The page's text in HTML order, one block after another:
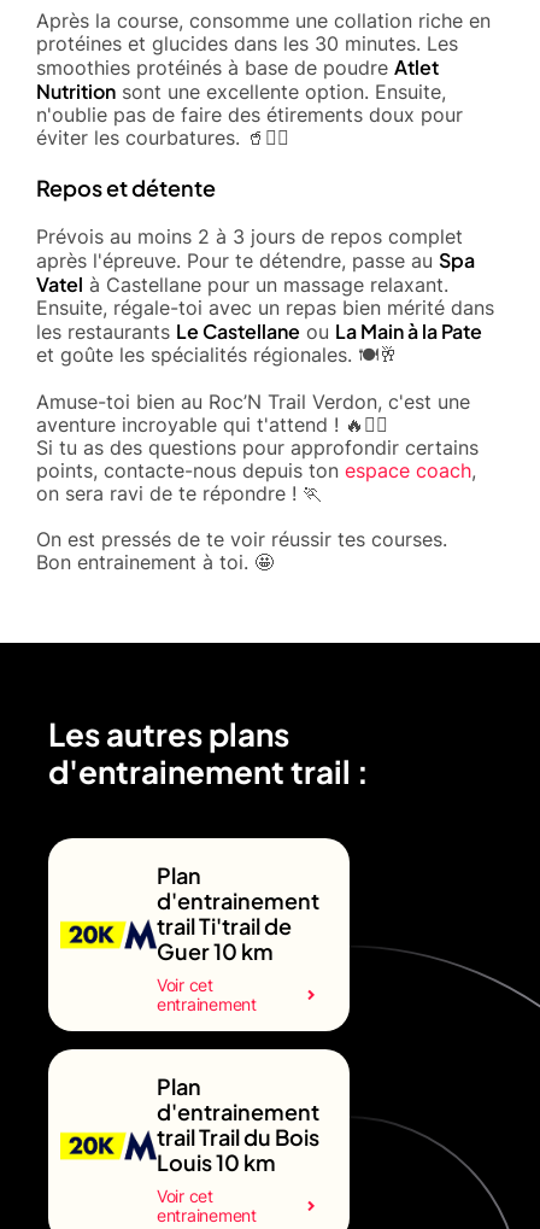
Après la course, consomme une collation riche en
protéines et glucides dans les 30 minutes. Les
smoothies protéinés à base de poudre Atlet
Nutrition sont une excellente option. Ensuite,
n'oublie pas de faire des étirements doux pour
éviter les courbatures. 🥤🤸‍♂️
Repos et détente
Prévois au moins 2 à 3 jours de repos complet
après l'épreuve. Pour te détendre, passe au Spa
Vatel à Castellane pour un massage relaxant.
Ensuite, régale-toi avec un repas bien mérité dans
les restaurants Le Castellane ou La Main à la Pate
et goûte les spécialités régionales. 🍽️🥂
Amuse-toi bien au Roc’N Trail Verdon, c'est une
aventure incroyable qui t'attend ! 🔥🏃‍♂️
Si tu as des questions pour approfondir certains
points, contacte-nous depuis ton espace coach,
on sera ravi de te répondre ! 🏃
On est pressés de te voir réussir tes courses.
Bon entrainement à toi. 🤩
Les autres plans
d'entrainement trail :
Plan
d'entrainement
trail Ti'trail de
Guer 10 km
Voir cet
entrainement
Plan
d'entrainement
trail Trail du Bois
Louis 10 km
Voir cet
entrainement